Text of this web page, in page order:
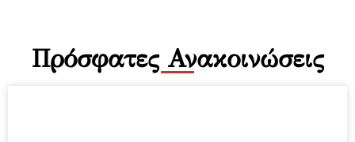
Πρόσφατες Ανακοινώσεις